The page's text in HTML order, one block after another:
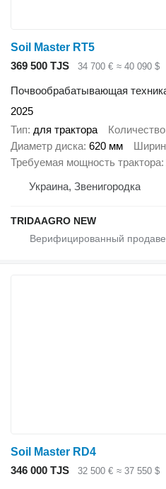
Soil Master RT5
369 500 TJS
34 700 € ≈ 40 090 $
Почвообрабатывающая
2025
Тип для трактора
Диаметр диска 620 мм
Требуемая мощность трактора
Украина, Звенигородка
TRIDAAGRO NEW
Soil Master RD4
346 000 TJS
32 500 € ≈ 37 550 $